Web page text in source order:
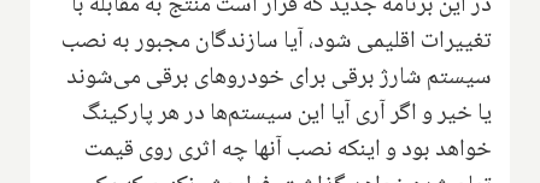
تغییرات اقلیمی شود، آیا سازندگان مجبور به نصب
سیستم شارژ برقی برای خودروهای برقی می‌شوند
یا خیر و اگر آری آیا این سیستم‌ها در هر پارکینگ
خواهد بود و اینکه نصب آنها چه اثری روی قیمت